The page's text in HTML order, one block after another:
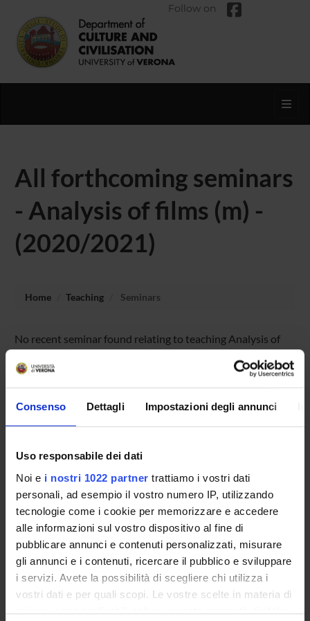
Consenso Dettagli Impostazioni degli annunci
Uso responsabile dei dati
Noi e i nostri 1022 partner trattiamo i vostri dati
personali, ad esempio il vostro numero IP, utilizzando
tecnologie come i cookie per memorizzare e accedere
alle informazioni sul vostro dispositivo al fine di
pubblicare annunci e contenuti personalizzati, misurare
gli annunci e i contenuti, ricercare il pubblico e sviluppare
i servizi. Avete la possibilità di scegliere chi utilizza i
vostri dati e per quali scopi. Le vostre scelte in materia di
privacy sono applicabili solo su questa proprietà digitale
Follow on
All forthcoming seminars
- Analysis of films (m) -
(2020/2021)
Home Teaching Seminars
No recent seminar found relating to teaching Analysis of
films (m).
PHD PROGRAMMES AND POSTGRADUATE
TRAINING
Contacts
People
Places
Calendar